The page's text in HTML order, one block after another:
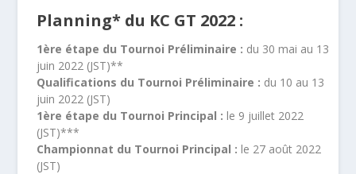
Planning* du KC GT 2022 :
1ère étape du Tournoi Préliminaire : du 30 mai au 13
juin 2022 (JST)**
Qualifications du Tournoi Préliminaire : du 10 au 13
juin 2022 (JST)
1ère étape du Tournoi Principal : le 9 juillet 2022
(JST)***
Championnat du Tournoi Principal : le 27 août 2022
(JST)